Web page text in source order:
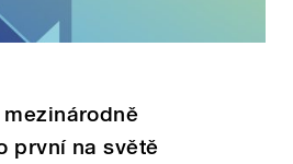
první na světě